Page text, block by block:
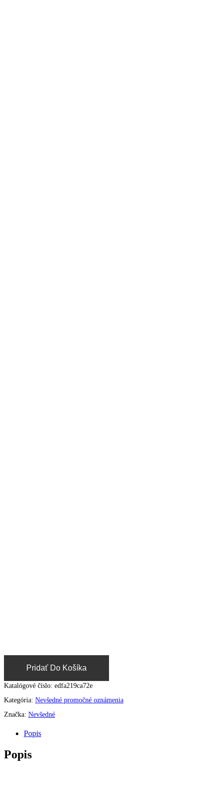
Pridať Do Košíka
Katalógové číslo: edfa219ca72e
Kategória: Nevšedné promočné oznámenia
Značka: Nevšedné
Popis
Popis